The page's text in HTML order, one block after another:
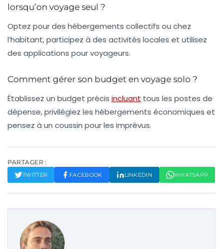
lorsqu’on voyage seul ?
Optez pour des hébergements collectifs ou chez
l’habitant, participez à des activités locales et utilisez
des applications pour voyageurs.
Comment gérer son budget en voyage solo ?
Établissez un budget précis incluant tous les postes de
dépense, privilégiez les hébergements économiques et
pensez à un coussin pour les imprévus.
PARTAGER :
TWITTER FACEBOOK LINKEDIN WHATSAPP